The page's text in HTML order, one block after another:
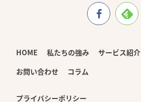
HOME 私たちの強み サービス紹介
お問い合わせ
コラム
プライバシーポリシー